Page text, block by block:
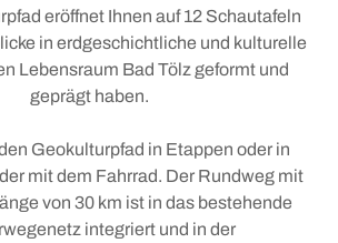
+
Stadt
Verkehrs- und Tarifverbund
Busfahrpläne
und Downloads
(Barrierefrei)
eröffnet Ihnen auf 12 Schautafeln
in erdgeschichtliche und kulturelle
Lebensraum Bad Tölz geformt und
geprägt haben.
Geokulturpfad in Etappen oder in
mit dem Fahrrad. Der Rundweg mit
von 30 km ist in das bestehende
integriert und in der